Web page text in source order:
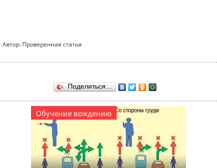
Автор: Проверенная статья
Поделиться…
Обучение вождению